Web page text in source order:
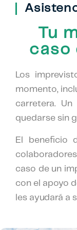
Tu
caso
Los
momento,
carretera.
quedarse sin
El beneficio
caso de un
con el apoyo
les ayudará a